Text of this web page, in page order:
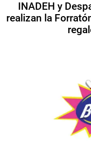
INADEH y
realizan la